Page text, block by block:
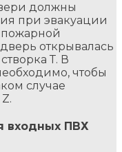
должны
при эвакуации
пожарной
дверь открывалась
Т. В
чтобы
случае
входных ПВХ